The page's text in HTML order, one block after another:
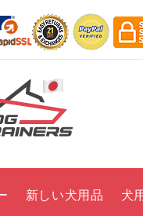
新しい犬用品 犬